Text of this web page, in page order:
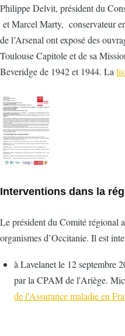
Philippe Delvit, président du
et Marcel Marty, conservateur
de l’Arsenal ont exposé des
Toulouse Capitole et de sa
Beveridge de 1942 et 1944. La
Interventions dans la
Le président du Comité régional
organismes d’Occitanie. Il est
à Lavelanet le 12 septembre
par la CPAM de l'Ariège.
de l'Assurance maladie en